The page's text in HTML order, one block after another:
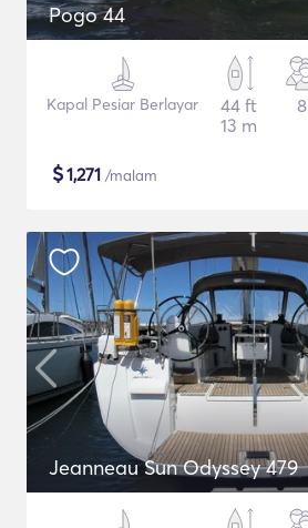
Pogo 44
Kapal Pesiar Berlayar
44 ft
13 m
8
$1,271 /malam
Jeanneau Sun Odyssey 479